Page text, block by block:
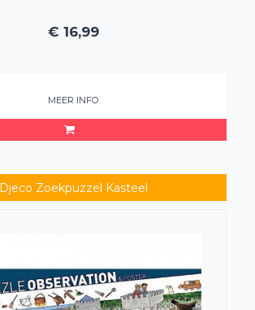
€ 16,99
MEER INFO
Djeco Zoekpuzzel Kasteel